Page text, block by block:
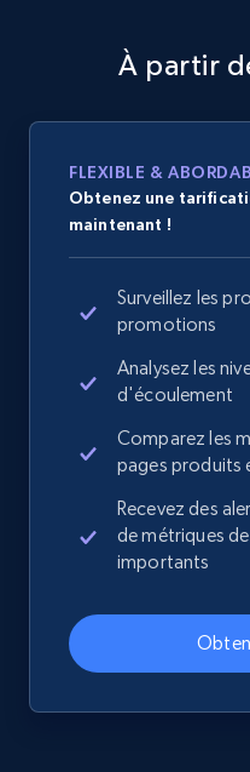
À partir
FLEXIBLE &
Obtenez une
maintenant !
Surveillez les
promotions
Analysez les
d'écoulement
Comparez les
pages produits
Recevez des
de métriques
importants